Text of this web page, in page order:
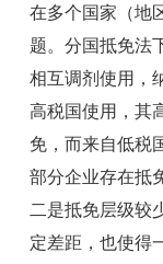
在多个国家（地
题。分国抵免法
相互调剂使用，
高税国使用，其
免，而来自低税
部分企业存在抵
二是抵免层级较
定差距，也使得